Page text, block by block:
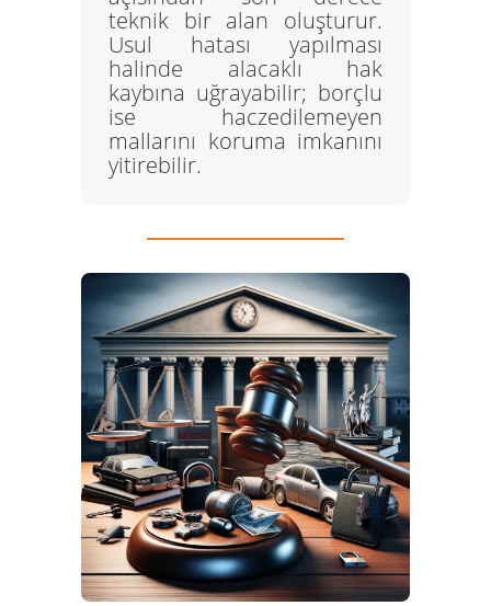
teknik bir alan oluşturur.
Usul hatası yapılması
halinde alacaklı hak
kaybına uğrayabilir; borçlu
ise haczedilemeyen
mallarını koruma imkanını
yitirebilir.